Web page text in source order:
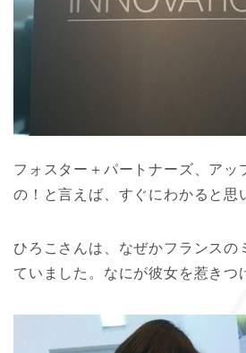
フォスター＋パートナーズ、アッ
の！と言えば、すぐにわかると思
ひろこさんは、なぜかフランスの
ていました。なにが彼女を惹きつ